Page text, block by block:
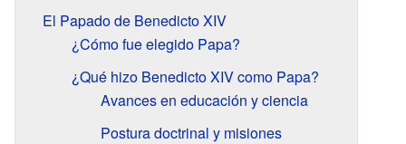
El Papado de Benedicto XIV
¿Cómo fue elegido Papa?
¿Qué hizo Benedicto XIV como Papa?
Avances en educación y ciencia
Postura doctrinal y misiones